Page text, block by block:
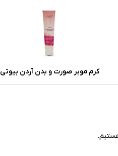
کرم موبر صورت و بدن آردن بیوتی
مدل سافت لاین پوست معمولی و